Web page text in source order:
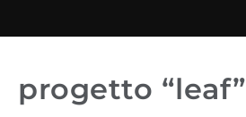
progetto “leaf”